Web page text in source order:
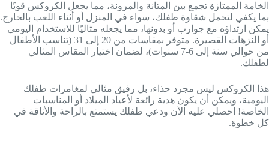
الخامة الممتازة تجمع بين المتانة والمرونة، مما يجعل الكروكس قويًا
بما يكفي لتحمل شقاوة طفلك، سواء في المنزل أو أثناء اللعب بالخارج.
يمكن ارتداؤه مع جوارب أو بدونها، مما يجعله مثاليًا للاستخدام اليومي
أو النزهات القصيرة. متوفر بمقاسات من 20 إلى 31 (تناسب الأطفال
من حوالي سنة إلى 6-7 سنوات)، لضمان اختيار المقاس المثالي
لطفلك.
هذا الكروكس ليس مجرد حذاء، بل رفيق مثالي لمغامرات طفلك
اليومية، ويمكن أن يكون هدية رائعة لأعياد الميلاد أو المناسبات
الخاصة! احصلي عليه الآن ودعي طفلك يستمتع بالراحة والأناقة في
كل خطوة.